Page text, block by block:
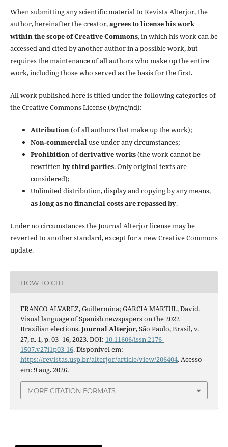
When submitting any scientific material to Revista Alterjor, the
author, hereinafter the creator,agrees to license his work
within the scope of Creative Commons, in which his work can be
accessed and cited by another author in a possible work, but
requires the maintenance of all authors who make up the entire
work, including those who served as the basis for the first.
All work published here is titled under the following categories of
the Creative Commons License (by/nc/nd):
Attribution(of all authors that make up the work);
Non-commercialuse under any circumstances;
Prohibitionofderivative works(the work cannot be
rewrittenby third parties. Only original texts are
considered);
Unlimited distribution, display and copying by any means,
as long as no financial costs are repassed by.
Under no circumstances the Journal Alterjor license may be
reverted to another standard, except for a new Creative Commons
update.
HOW TO CITE
FRANCO ALVAREZ, Guillermina; GARCIA MARTUL, David.
Visual language of Spanish newspapers on the 2022
Brazilian elections.Journal Alterjor, São Paulo, Brasil, v.
27, n. 1, p. 03–16, 2023. DOI: 10.11606/issn.2176-
1507.v27i1p03-16. Disponível em:
https://revistas.usp.br/alterjor/article/view/206404. Acesso
em: 9 aug. 2026.
MORE CITATION FORMATS